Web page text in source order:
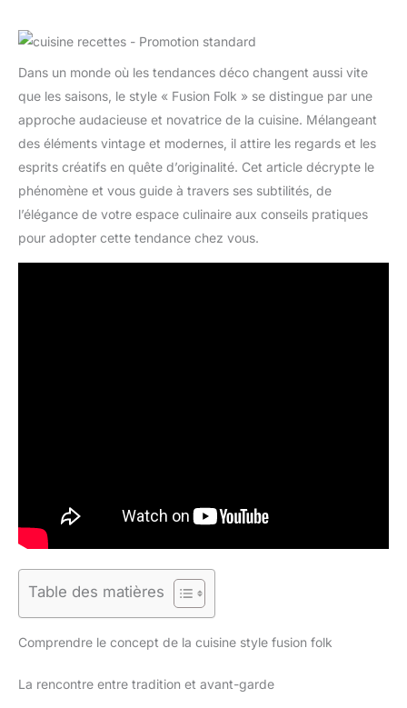
Dans un monde où les tendances déco changent aussi vite
que les saisons, le style « Fusion Folk » se distingue par une
approche audacieuse et novatrice de la cuisine. Mélangeant
des éléments vintage et modernes, il attire les regards et les
esprits créatifs en quête d’originalité. Cet article décrypte le
phénomène et vous guide à travers ses subtilités, de
l’élégance de votre espace culinaire aux conseils pratiques
pour adopter cette tendance chez vous.
Table des matières
Comprendre le concept de la cuisine style fusion folk
La rencontre entre tradition et avant-garde